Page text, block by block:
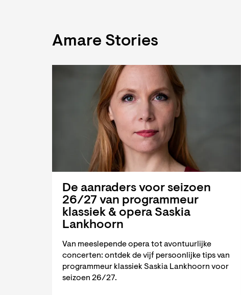
Amare Stories
De aanraders voor seizoen
26/27 van programmeur
klassiek & opera Saskia
Lankhoorn
Van meeslepende opera tot avontuurlijke
concerten: ontdek de vijf persoonlijke tips van
programmeur klassiek Saskia Lankhoorn voor
seizoen 26/27.